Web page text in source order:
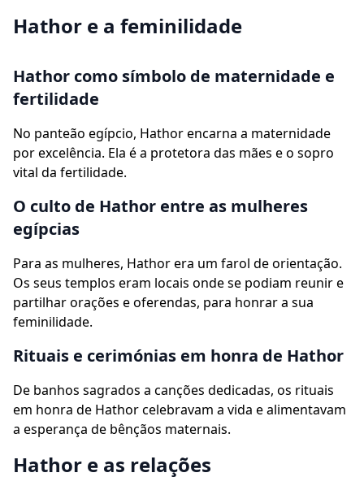
Hathor e a feminilidade
Hathor como símbolo de maternidade e
fertilidade
No panteão egípcio, Hathor encarna a maternidade
por excelência. Ela é a protetora das mães e o sopro
vital da fertilidade.
O culto de Hathor entre as mulheres
egípcias
Para as mulheres, Hathor era um farol de orientação.
Os seus templos eram locais onde se podiam reunir e
partilhar orações e oferendas, para honrar a sua
feminilidade.
Rituais e cerimónias em honra de Hathor
De banhos sagrados a canções dedicadas, os rituais
em honra de Hathor celebravam a vida e alimentavam
a esperança de bênçãos maternais.
Hathor e as relações